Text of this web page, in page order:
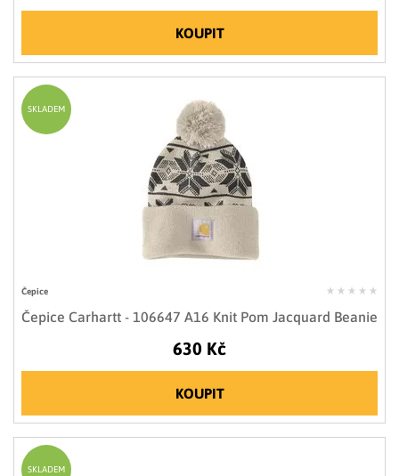
KOUPIT
Čepice
Čepice Carhartt - 106647 A16 Knit Pom Jacquard Beanie
630 Kč
KOUPIT
SKLADEM
SKLADEM